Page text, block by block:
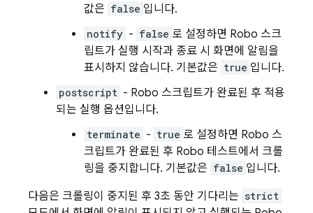
값은 false 입니다.
notify - false 로 설정하면 Robo 스크
립트가 실행 시작과 종료 시 화면에 알림을
표시하지 않습니다. 기본값은 true 입니다.
postscript - Robo 스크립트가 완료된 후 적용
되는 실행 옵션입니다.
terminate - true 로 설정하면 Robo 스
크립트가 완료된 후 Robo 테스트에서 크롤
링을 중지합니다. 기본값은 false 입니다.
다음은 크롤링이 중지된 후 3초 동안 기다리는 strict